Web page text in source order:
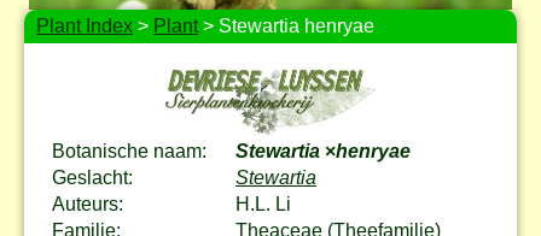
Plant Index > Plant> Stewartia henryae
Botanische naam: Stewartia ×henryae
Geslacht:
Stewartia
Auteurs:
H.L. Li
Familie:
Theaceae (Theefamilie)